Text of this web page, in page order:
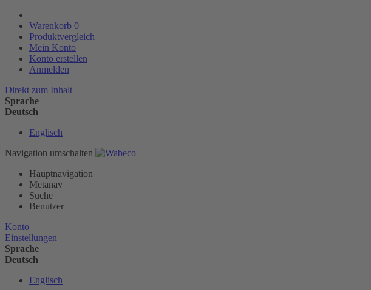
Warenkorb 0
Produktvergleich
Mein Konto
Konto erstellen
Anmelden
Direkt zum Inhalt
Sprache
Deutsch
Englisch
Navigation umschalten
Hauptnavigation
Metanav
Suche
Benutzer
Konto
Einstellungen
Sprache
Deutsch
Englisch